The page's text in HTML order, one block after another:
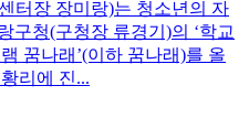
터장 장미랑)는 청소년의 자
구청(구청장 류경기)의 ‘학교
꿈나래’(이하 꿈나래)를 올
리에 진...